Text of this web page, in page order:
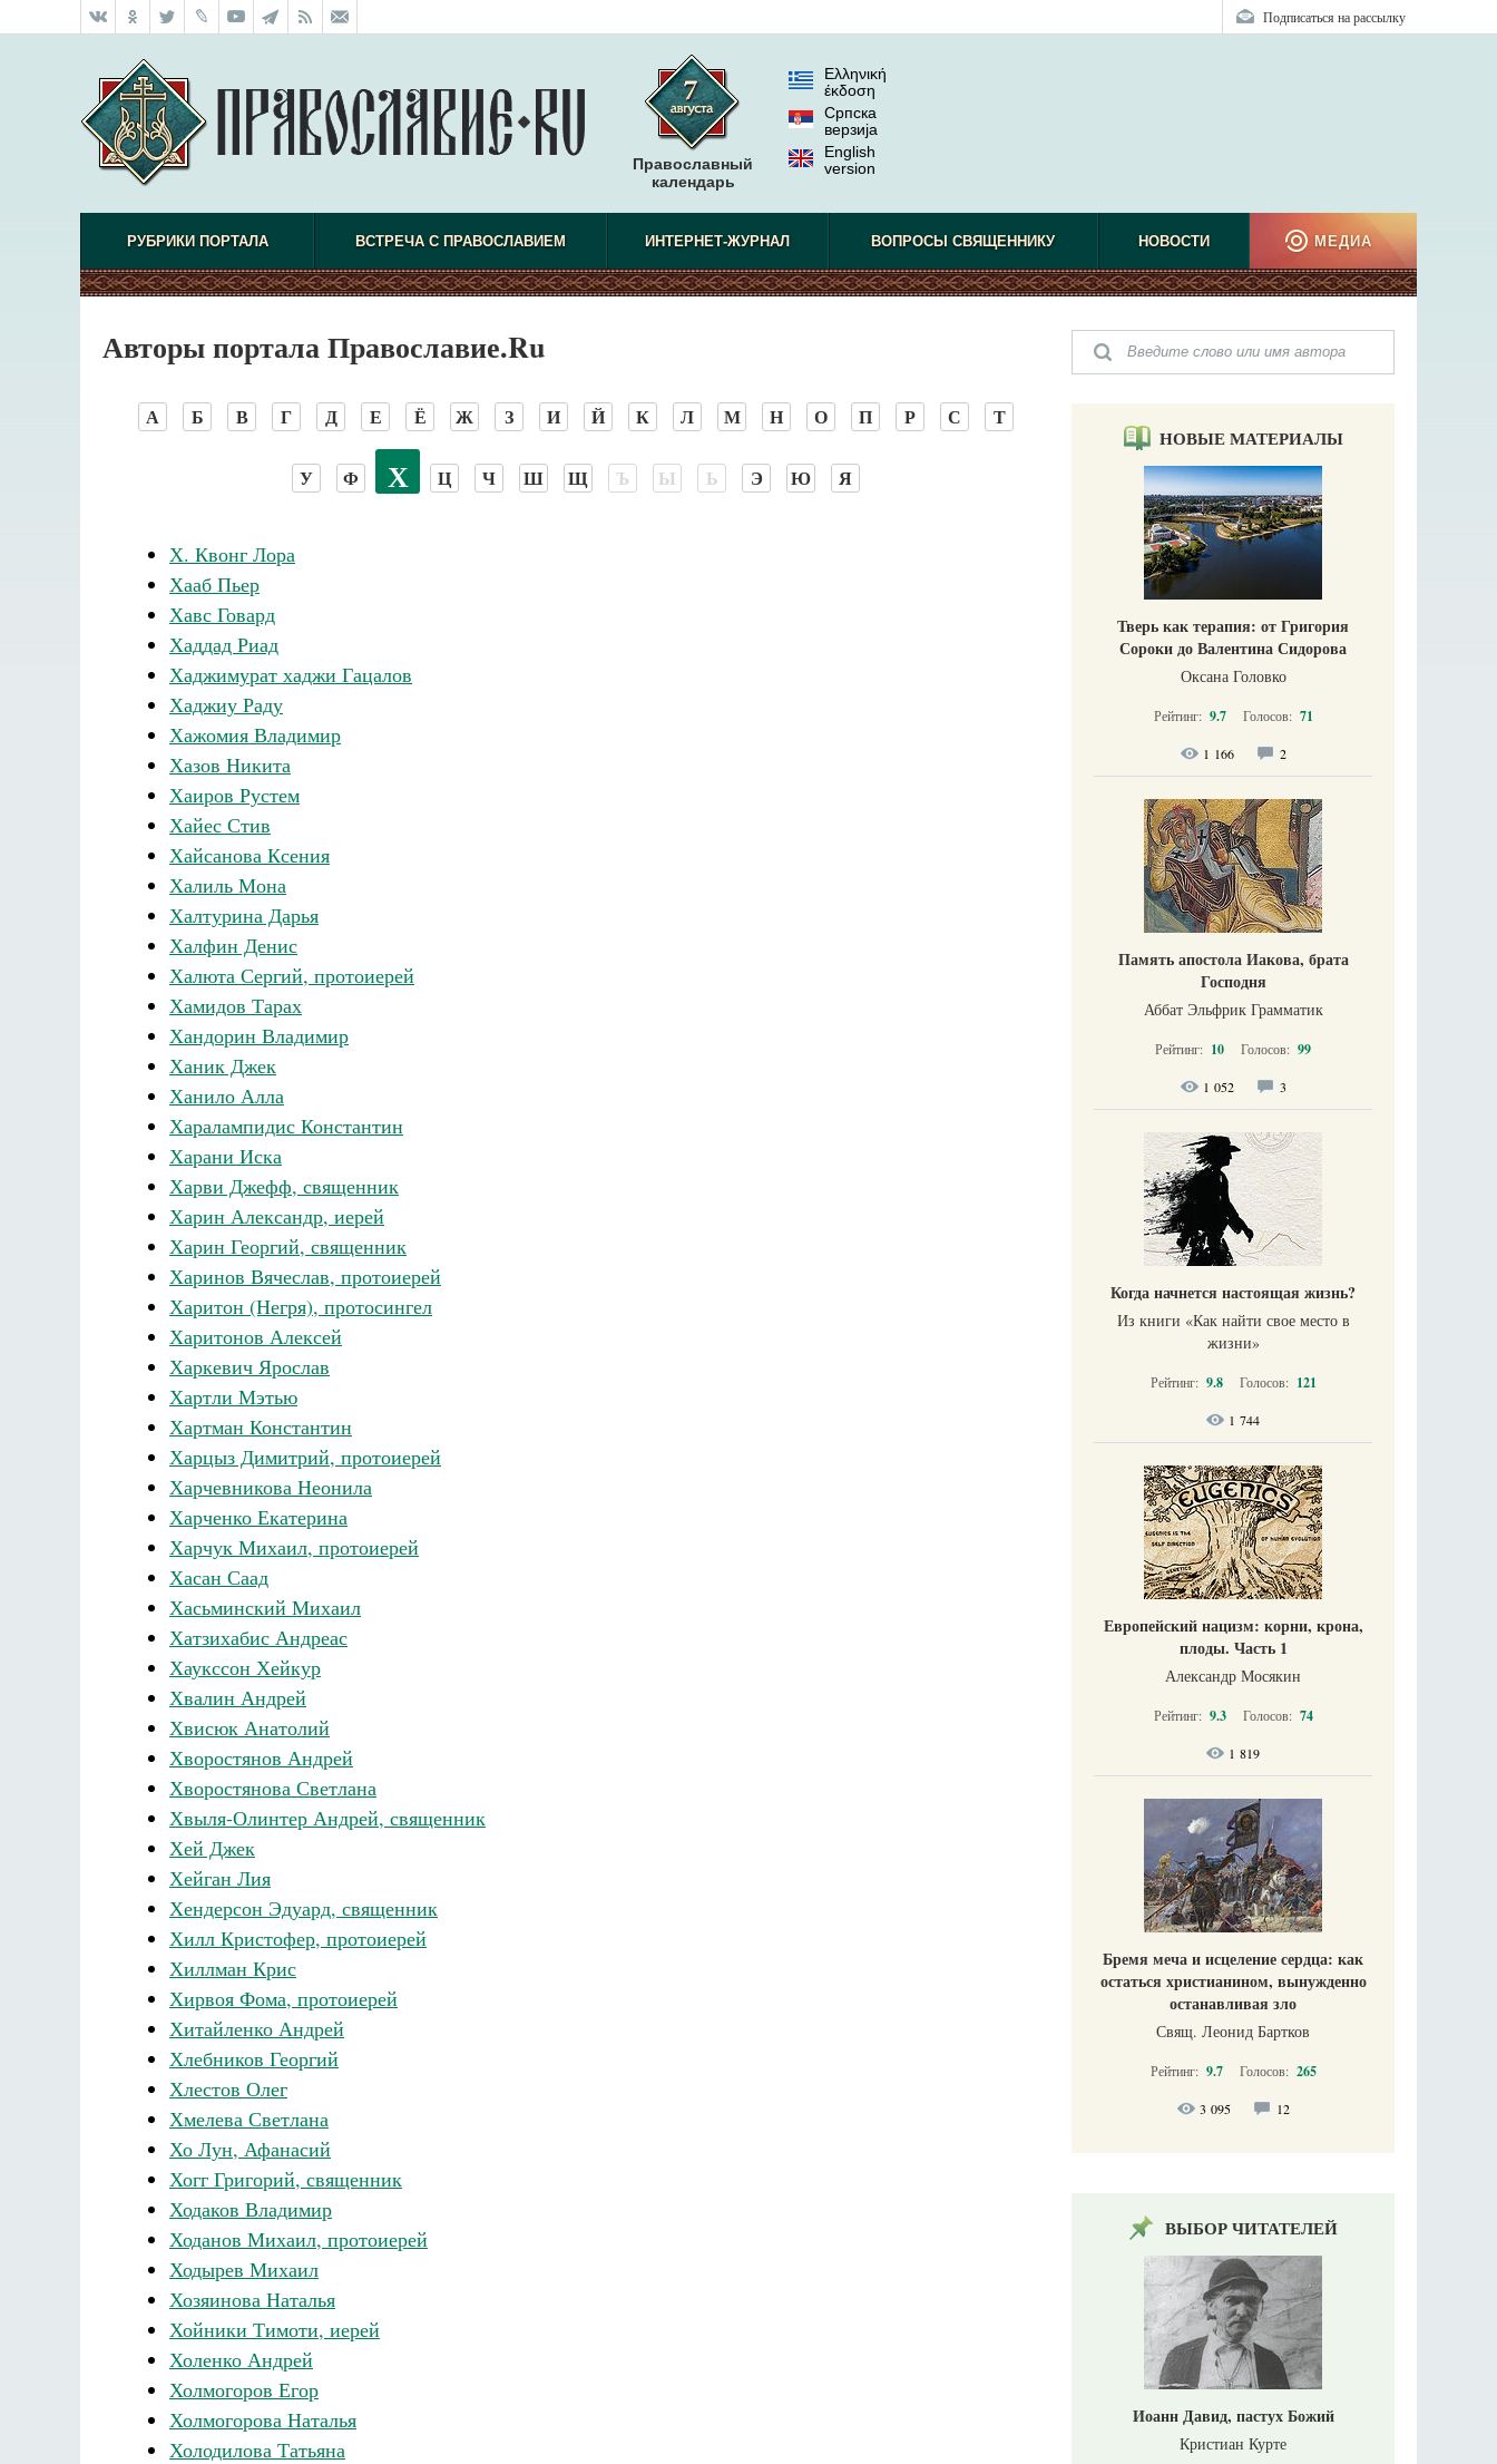
Подписаться на рассылку
Православный
календарь
Ελληνική
έκδοση
Српска
верзиjа
English
version
РУБРИКИ ПОРТАЛА ВСТРЕЧА С ПРАВОСЛАВИЕМ ИНТЕРНЕТ-ЖУРНАЛ ВОПРОСЫ СВЯЩЕННИКУ НОВОСТИ МЕДИА
Авторы портала Православие.Ru
А Б В Г Д Е Ё Ж З И Й К Л М Н О П Р С Т
У Ф Х Ц Ч Ш Щ Ъ Ы Ь Э Ю Я
Х. Квонг Лора
Хааб Пьер
Хавс Говард
Хаддад Риад
Хаджимурат хаджи Гацалов
Хаджиу Раду
Хажомия Владимир
Хазов Никита
Хаиров Рустем
Хайес Стив
Хайсанова Ксения
Халиль Мона
Халтурина Дарья
Халфин Денис
Халюта Сергий, протоиерей
Хамидов Тарах
Хандорин Владимир
Ханик Джек
Ханило Алла
Харалампидис Константин
Харани Иска
Харви Джефф, священник
Харин Александр, иерей
Харин Георгий, священник
Харинов Вячеслав, протоиерей
Харитон (Негря), протосингел
Харитонов Алексей
Харкевич Ярослав
Хартли Мэтью
Хартман Константин
Харцыз Димитрий, протоиерей
Харчевникова Неонила
Харченко Екатерина
Харчук Михаил, протоиерей
Хасан Саад
Хасьминский Михаил
Хатзихабис Андреас
Хаукссон Хейкур
Хвалин Андрей
Хвисюк Анатолий
Хворостянов Андрей
Хворостянова Светлана
Хвыля-Олинтер Андрей, священник
Хей Джек
Хейган Лия
Хендерсон Эдуард, священник
Хилл Кристофер, протоиерей
Хиллман Крис
Хирвоя Фома, протоиерей
Хитайленко Андрей
Хлебников Георгий
Хлестов Олег
Хмелева Светлана
Хо Лун, Афанасий
Хогг Григорий, священник
Ходаков Владимир
Ходанов Михаил, протоиерей
Ходырев Михаил
Хозяинова Наталья
Хойники Тимоти, иерей
Холенко Андрей
Холмогоров Егор
Холмогорова Наталья
Холодилова Татьяна
НОВЫЕ МАТЕРИАЛЫ
Тверь как терапия: от Григория
Сороки до Валентина Сидорова
Оксана Головко
Рейтинг: 9.7 Голосов: 71
1 166 2
Память апостола Иакова, брата
Господня
Аббат Эльфрик Грамматик
Рейтинг: 10 Голосов: 99
1 052 3
Когда начнется настоящая жизнь?
Из книги «Как найти свое место в
жизни​»
Рейтинг: 9.8 Голосов: 121
1 744
Европейский нацизм: корни, крона,
плоды. Часть 1
Александр Мосякин
Рейтинг: 9.3 Голосов: 74
1 819
Бремя меча и исцеление сердца: как
остаться христианином, вынужденно
останавливая зло
Свящ. Леонид Бартков
Рейтинг: 9.7 Голосов: 265
3 095 12
ВЫБОР ЧИТАТЕЛЕЙ
Иоанн Давид, пастух Божий
Кристиан Курте